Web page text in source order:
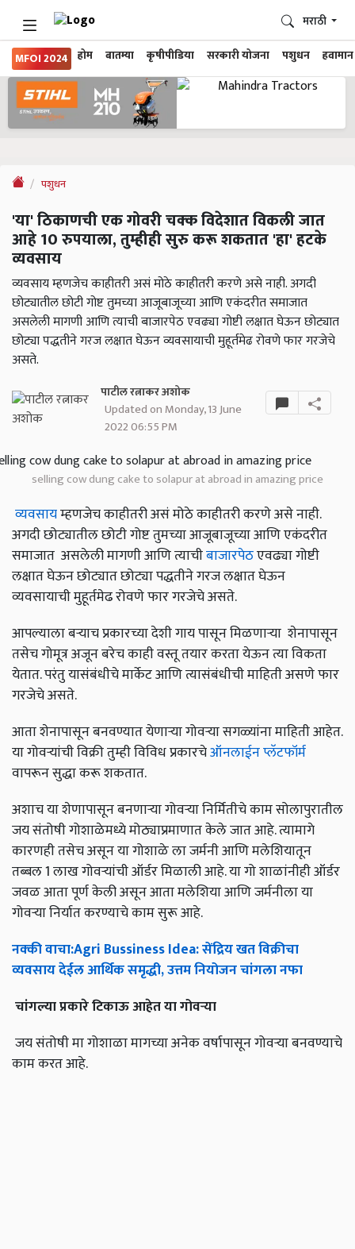
MFOI 2024 होम बातम्या कृषीपीडिया सरकारी योजना पशुधन हवामान
मराठी
पशुधन
'या' ठिकाणची एक गोवरी चक्क विदेशात विकली जात
आहे 10 रुपयाला, तुम्हीही सुरु करू शकतात 'हा' हटके
व्यवसाय
व्यवसाय म्हणजेच काहीतरी असं मोठे काहीतरी करणे असे नाही. अगदी
छोट्यातील छोटी गोष्ट तुमच्या आजूबाजूच्या आणि एकंदरीत समाजात
असलेली मागणी आणि त्याची बाजारपेठ एवढ्या गोष्टी लक्षात घेऊन छोट्यात
छोट्या पद्धतीने गरज लक्षात घेऊन व्यवसायाची मुहूर्तमेढ रोवणे फार गरजेचे
असते.
पाटील रत्नाकर अशोक
Updated on Monday, 13 June
2022 06:55 PM
selling cow dung cake to solapur at abroad in amazing price
व्यवसायम्हणजेच काहीतरी असं मोठे काहीतरी करणे असे नाही.
अगदी छोट्यातील छोटी गोष्ट तुमच्या आजूबाजूच्या आणि एकंदरीत
समाजात असलेली मागणी आणि त्याचीबाजारपेठएवढ्या गोष्टी
लक्षात घेऊन छोट्यात छोट्या पद्धतीने गरज लक्षात घेऊन
व्यवसायाची मुहूर्तमेढ रोवणे फार गरजेचे असते.
आपल्याला बर्‍याच प्रकारच्या देशी गाय पासून मिळणाऱ्या शेनापासून
तसेच गोमूत्र अजून बरेच काही वस्तू तयार करता येऊन त्या विकता
येतात. परंतु यासंबंधीचे मार्केट आणि त्यासंबंधीची माहिती असणे फार
गरजेचे असते.
आता शेनापासून बनवण्यात येणाऱ्या गोवऱ्या सगळ्यांना माहिती आहेत.
या गोवऱ्यांची विक्री तुम्ही विविध प्रकारचेऑनलाईन प्लॅटफॉर्म
वापरून सुद्धा करू शकतात.
अशाच या शेणापासून बनणाऱ्या गोवऱ्या निर्मितीचे काम सोलापुरातील
जय संतोषी गोशाळेमध्ये मोठ्याप्रमाणात केले जात आहे. त्यामागे
कारणही तसेच असून या गोशाळे ला जर्मनी आणि मलेशियातून
तब्बल 1 लाख गोवऱ्यांची ऑर्डर मिळाली आहे. या गो शाळांनीही ऑर्डर
जवळ आता पूर्ण केली असून आता मलेशिया आणि जर्मनीला या
गोवऱ्या निर्यात करण्याचे काम सुरू आहे.
नक्कीवाचा:Agri Bussiness Idea:सेंद्रियखतविक्रीचा
व्यवसायदेईलआर्थिकसमृद्धी,उत्तमनियोजनचांगलानफा
चांगल्याप्रकारेटिकाऊआहेतयागोवऱ्या
जय संतोषी मा गोशाळा मागच्या अनेक वर्षापासून गोवऱ्या बनवण्याचे
काम करत आहे.